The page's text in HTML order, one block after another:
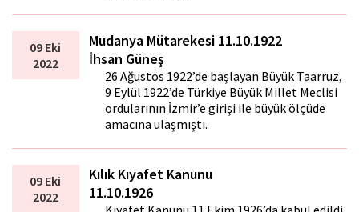
09 Eki
2022
Mudanya Mütarekesi 11.10.1922
İhsan Güneş
26 Ağustos 1922’de başlayan Büyük Taarruz,
9 Eylül 1922’de Türkiye Büyük Millet Meclisi
ordularının İzmir’e girişi ile büyük ölçüde
amacına ulaşmıştı.
09 Eki
2022
Kılık Kıyafet Kanunu
11.10.1926